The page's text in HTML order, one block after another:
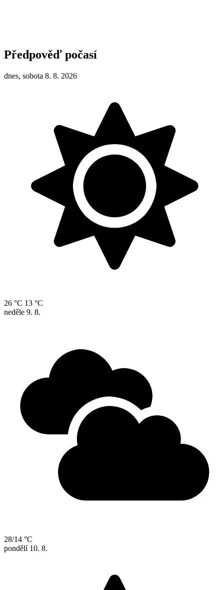
Předpověď počasí
dnes, sobota 8. 8. 2026
26 °C 13 °C
neděle 9. 8.
28/14 °C
pondělí 10. 8.